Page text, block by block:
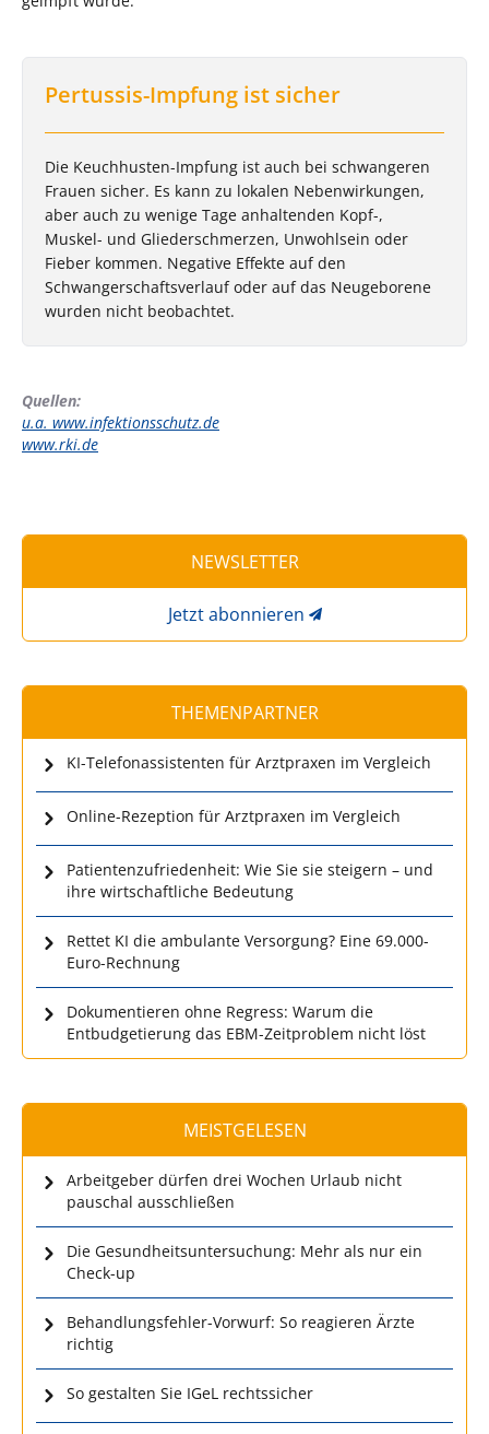
Pertussis-Impfung ist sicher
Die Keuchhusten-Impfung ist auch bei schwangeren
Frauen sicher. Es kann zu lokalen Nebenwirkungen,
aber auch zu wenige Tage anhaltenden Kopf-,
Muskel- und Gliederschmerzen, Unwohlsein oder
Fieber kommen. Negative Effekte auf den
Schwangerschaftsverlauf oder auf das Neugeborene
wurden nicht beobachtet.
Quellen:
u.a. www.infektionsschutz.de
www.rki.de
NEWSLETTER
Jetzt abonnieren
THEMENPARTNER
KI-Telefonassistenten für Arztpraxen im Vergleich
Online-Rezeption für Arztpraxen im Vergleich
Patientenzufriedenheit: Wie Sie sie steigern – und
ihre wirtschaftliche Bedeutung
Rettet KI die ambulante Versorgung? Eine 69.000-
Euro-Rechnung
Dokumentieren ohne Regress: Warum die
Entbudgetierung das EBM-Zeitproblem nicht löst
MEISTGELESEN
Arbeitgeber dürfen drei Wochen Urlaub nicht
pauschal ausschließen
Die Gesundheitsuntersuchung: Mehr als nur ein
Check-up
Behandlungsfehler-Vorwurf: So reagieren Ärzte
richtig
So gestalten Sie IGeL rechtssicher